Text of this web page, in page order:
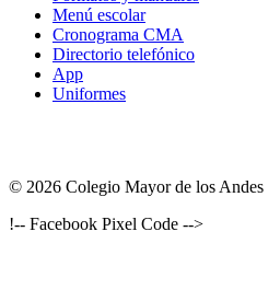
Menú escolar
Cronograma CMA
Directorio telefónico
App
Uniformes
© 2026 Colegio Mayor de los Andes
!-- Facebook Pixel Code -->